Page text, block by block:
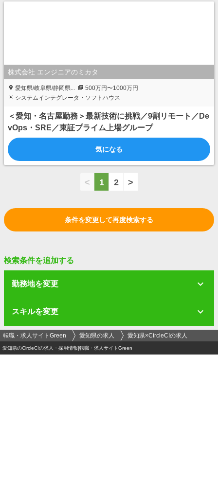
株式会社 エンジニアのミカタ
愛知県/岐阜県/静岡県...
500万円〜1000万円
システムインテグレータ・ソフトハウス
＜愛知・名古屋勤務＞最新技術に挑戦／9割リモート／De
vOps・SRE／東証プライム上場グループ
気になる
< 1 2 >
条件を変更して再度検索する
検索条件を追加する
勤務地を変更
スキルを変更
転職・求人サイトGreen 愛知県の求人 愛知県×CircleCIの求人
愛知県のCircleCIの求人・採用情報|転職・求人サイトGreen